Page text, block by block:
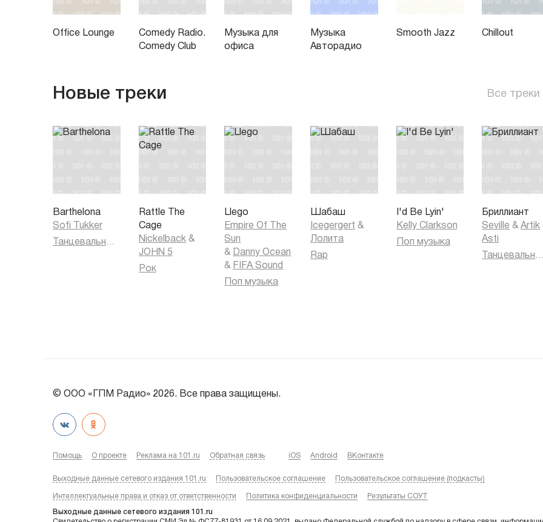
Office Lounge
Comedy Radio.
Comedy Club
Музыка для
офиса
Музыка
Авторадио
Smooth Jazz Chillout
Новые треки Все треки
Barthelona
Sofi Tukker
Rattle The
Cage
Nickelback &
JOHN 5
Рок
Llego
Empire Of The
Sun
& Danny Ocean
& FIFA Sound
Поп музыка
Шабаш
Icegergert &
Лолита
Rap
I'd Be Lyin'
Kelly Clarkson
Поп музыка
Бриллиант
Seville &Artik
Asti
© ООО «ГПМ Радио» 2026. Все права защищены.
Помощь О проекте Реклама на 101.ru Обратная связь iOS Android ВКонтакте
Выходные данные сетевого издания 101.ru Пользовательское соглашение Пользовательское соглашение (подкасты)
Интеллектуальные права и отказ от ответственности Политика конфиденциальности Результаты СОУТ
Выходные данные сетевого издания 101.ru